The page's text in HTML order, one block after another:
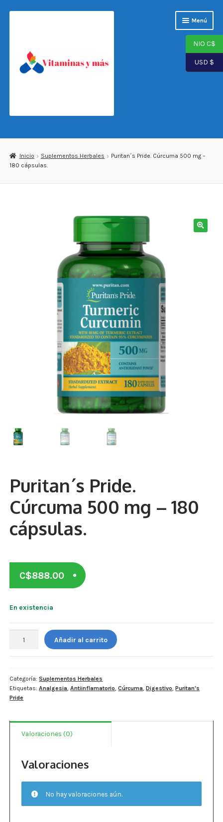
Menú
Términos y Condiciones
Vitaminas Por Letras
Suplementos Herbales
NaturalSlim
Sueño
Omega 3 Y Omega 369
Niños
Diabetes
Para Hombres
Multivitaminas Adultos 18 A 49 Años
Estados De Ánimo
Control Del Peso
Cocó March
Salud Visual
Multivitaminas Adultos 50 Años A Más
Inicio Suplementos Herbales
Puritan´s Pride. Cúrcuma 500 mg –
180 cápsulas.
Puritan´s Pride.
Cúrcuma 500 mg – 180
cápsulas.
C$888.00
En existencia
Pride.
500
mg
-
cápsulas.
cantidad
Añadir al carrito
Categoría:Suplementos Herbales
Etiquetas:Analgesia,Antiinflamatorio,Cúrcuma,Digestivo,Puritan's
Pride
Valoraciones (0)
Valoraciones
No hay valoraciones aún.
NIO C$
USD $